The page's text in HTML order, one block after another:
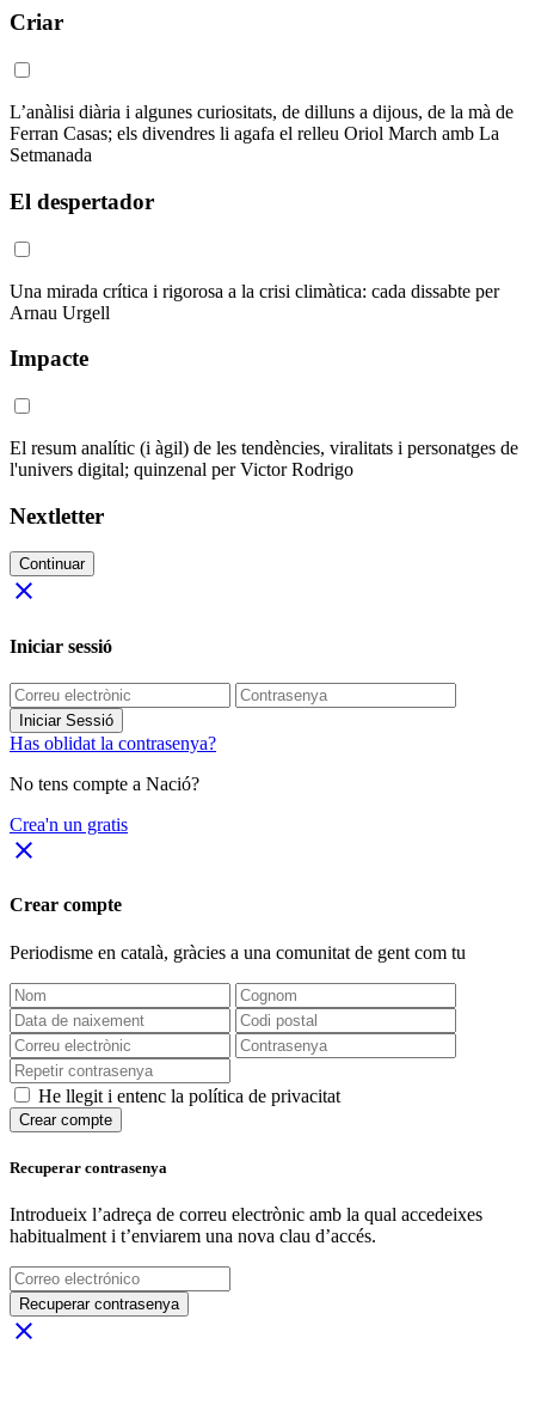
Criar
L’anàlisi diària i algunes curiositats, de dilluns a dijous, de la mà de
Ferran Casas; els divendres li agafa el relleu Oriol March amb La
Setmanada
El despertador
Una mirada crítica i rigorosa a la crisi climàtica: cada dissabte per
Arnau Urgell
Impacte
El resum analític (i àgil) de les tendències, viralitats i personatges de
l'univers digital; quinzenal per Victor Rodrigo
Nextletter
Continuar
close
Iniciar sessió
Iniciar Sessió
Has oblidat la contrasenya?
No tens compte a Nació?
Crea'n un gratis
close
Crear compte
Periodisme en català, gràcies a una comunitat de gent com tu
He llegit i entenc la política de privacitat
Crear compte
Recuperar contrasenya
Introdueix l’adreça de correu electrònic amb la qual accedeixes
habitualment i t’enviarem una nova clau d’accés.
Recuperar contrasenya
close